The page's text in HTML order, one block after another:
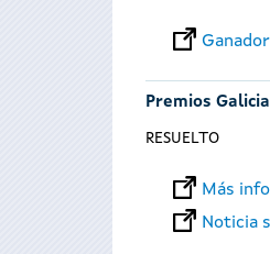
Premios
RESUELTO
Más
Noticia